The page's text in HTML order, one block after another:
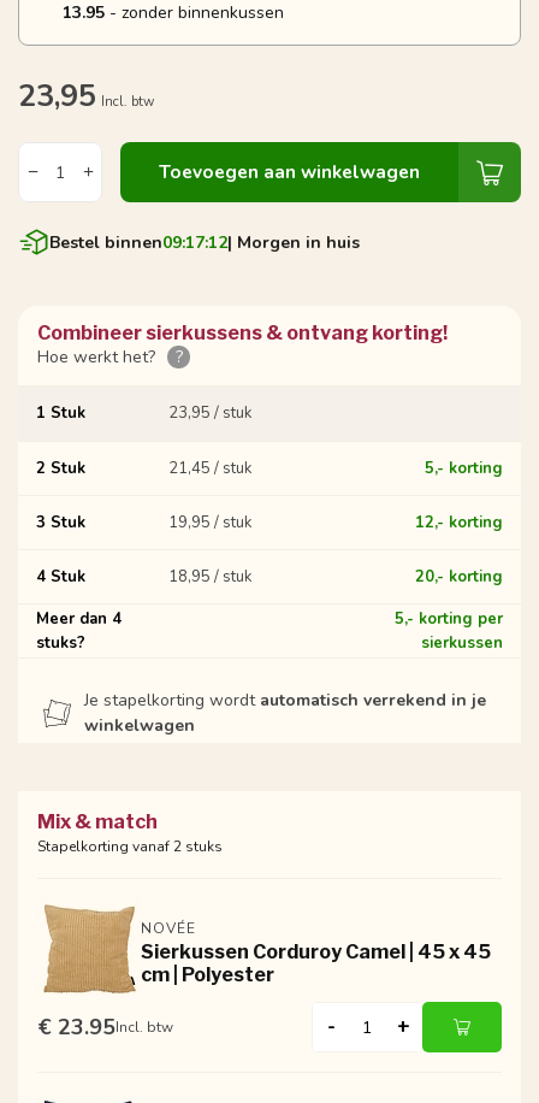
13.95 - zonder binnenkussen
23,95 Incl. btw
Toevoegen aan winkelwagen
Bestel binnen09:17:11| Morgen in huis
Combineer sierkussens & ontvang korting!
Hoe werkt het?
?
1 Stuk 23,95 / stuk
2 Stuk 21,45 / stuk 5,- korting
3 Stuk 19,95 / stuk 12,- korting
4 Stuk 18,95 / stuk
20,- korting
Meer dan 4
stuks?
5,- korting per
sierkussen
Je stapelkorting wordt automatisch verrekend in je
winkelwagen
Mix & match
Stapelkorting vanaf 2 stuks
NOVÉE
Sierkussen Corduroy Camel | 45 x 45
cm | Polyester
€ 23.95Incl. btw - +